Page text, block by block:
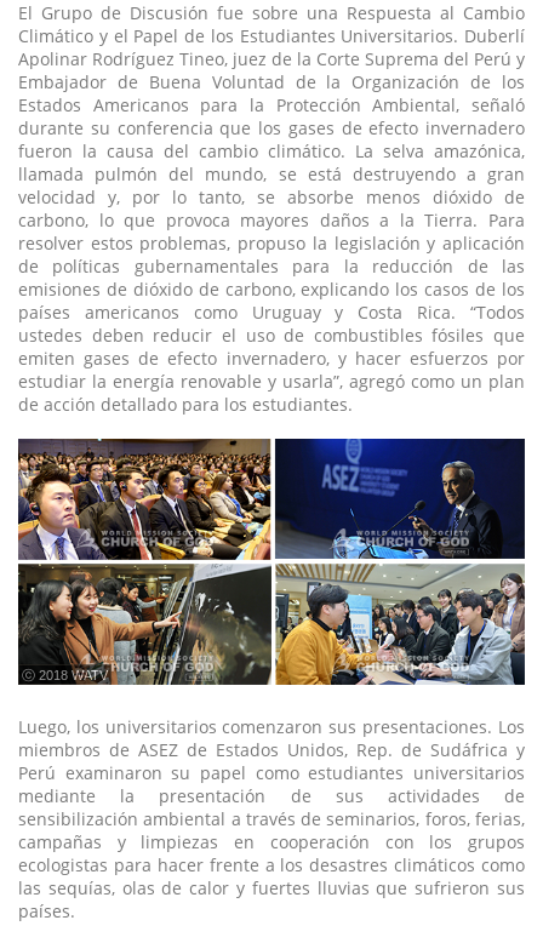
El Grupo de Discusión fue sobre una Respuesta al Cambio
Climático y el Papel de los Estudiantes Universitarios. Duberlí
Apolinar Rodríguez Tineo, juez de la Corte Suprema del Perú y
Embajador de Buena Voluntad de la Organización de los
Estados Americanos para la Protección Ambiental, señaló
durante su conferencia que los gases de efecto invernadero
fueron la causa del cambio climático. La selva amazónica,
llamada pulmón del mundo, se está destruyendo a gran
velocidad y, por lo tanto, se absorbe menos dióxido de
carbono, lo que provoca mayores daños a la Tierra. Para
resolver estos problemas, propuso la legislación y aplicación
de políticas gubernamentales para la reducción de las
emisiones de dióxido de carbono, explicando los casos de los
países americanos como Uruguay y Costa Rica. “Todos
ustedes deben reducir el uso de combustibles fósiles que
emiten gases de efecto invernadero, y hacer esfuerzos por
estudiar la energía renovable y usarla”, agregó como un plan
de acción detallado para los estudiantes.
ⓒ 2018 WATV
Luego, los universitarios comenzaron sus presentaciones. Los
miembros de ASEZ de Estados Unidos, Rep. de Sudáfrica y
Perú examinaron su papel como estudiantes universitarios
mediante la presentación de sus actividades de
sensibilización ambiental a través de seminarios, foros, ferias,
campañas y limpiezas en cooperación con los grupos
ecologistas para hacer frente a los desastres climáticos como
las sequías, olas de calor y fuertes lluvias que sufrieron sus
países.